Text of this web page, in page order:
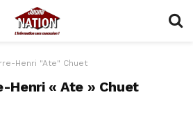
Henri "Ate" Chuet
Henri « Ate » Chuet